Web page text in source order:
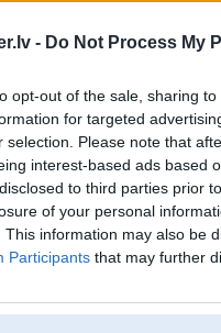
- Do Not Process My
opt-out of the sale, sharing
for targeted
selection. Please note that
interest-based ads based
to third parties prior
of your personal
This information may also be
Participants that may further
Forums Galerijas
Lietotāja
Lietotājvārds:
Ziņojumi forumā: